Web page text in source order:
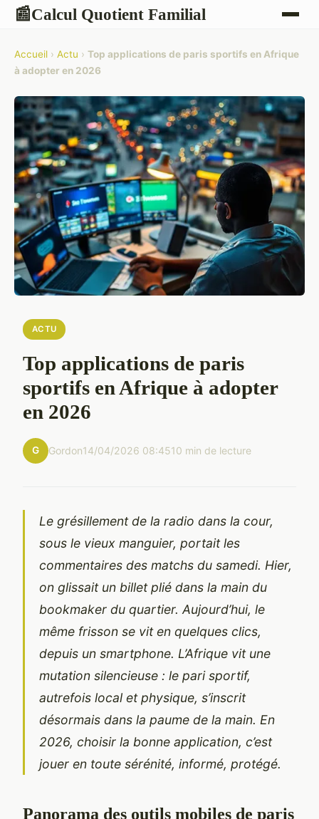
📰Calcul Quotient Familial
Accueil › Actu › Top applications de paris sportifs en Afrique
à adopter en 2026
ACTU
Top applications de paris
sportifs en Afrique à adopter
en 2026
G Gordon14/04/2026 08:4510 min de lecture
Le grésillement de la radio dans la cour,
sous le vieux manguier, portait les
commentaires des matchs du samedi. Hier,
on glissait un billet plié dans la main du
bookmaker du quartier. Aujourd’hui, le
même frisson se vit en quelques clics,
depuis un smartphone. L’Afrique vit une
mutation silencieuse : le pari sportif,
autrefois local et physique, s’inscrit
désormais dans la paume de la main. En
2026, choisir la bonne application, c’est
jouer en toute sérénité, informé, protégé.
Panorama des outils mobiles de paris